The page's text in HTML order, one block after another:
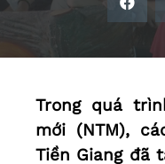
Trong quá
mới (NTM),
Tiền Giang đã